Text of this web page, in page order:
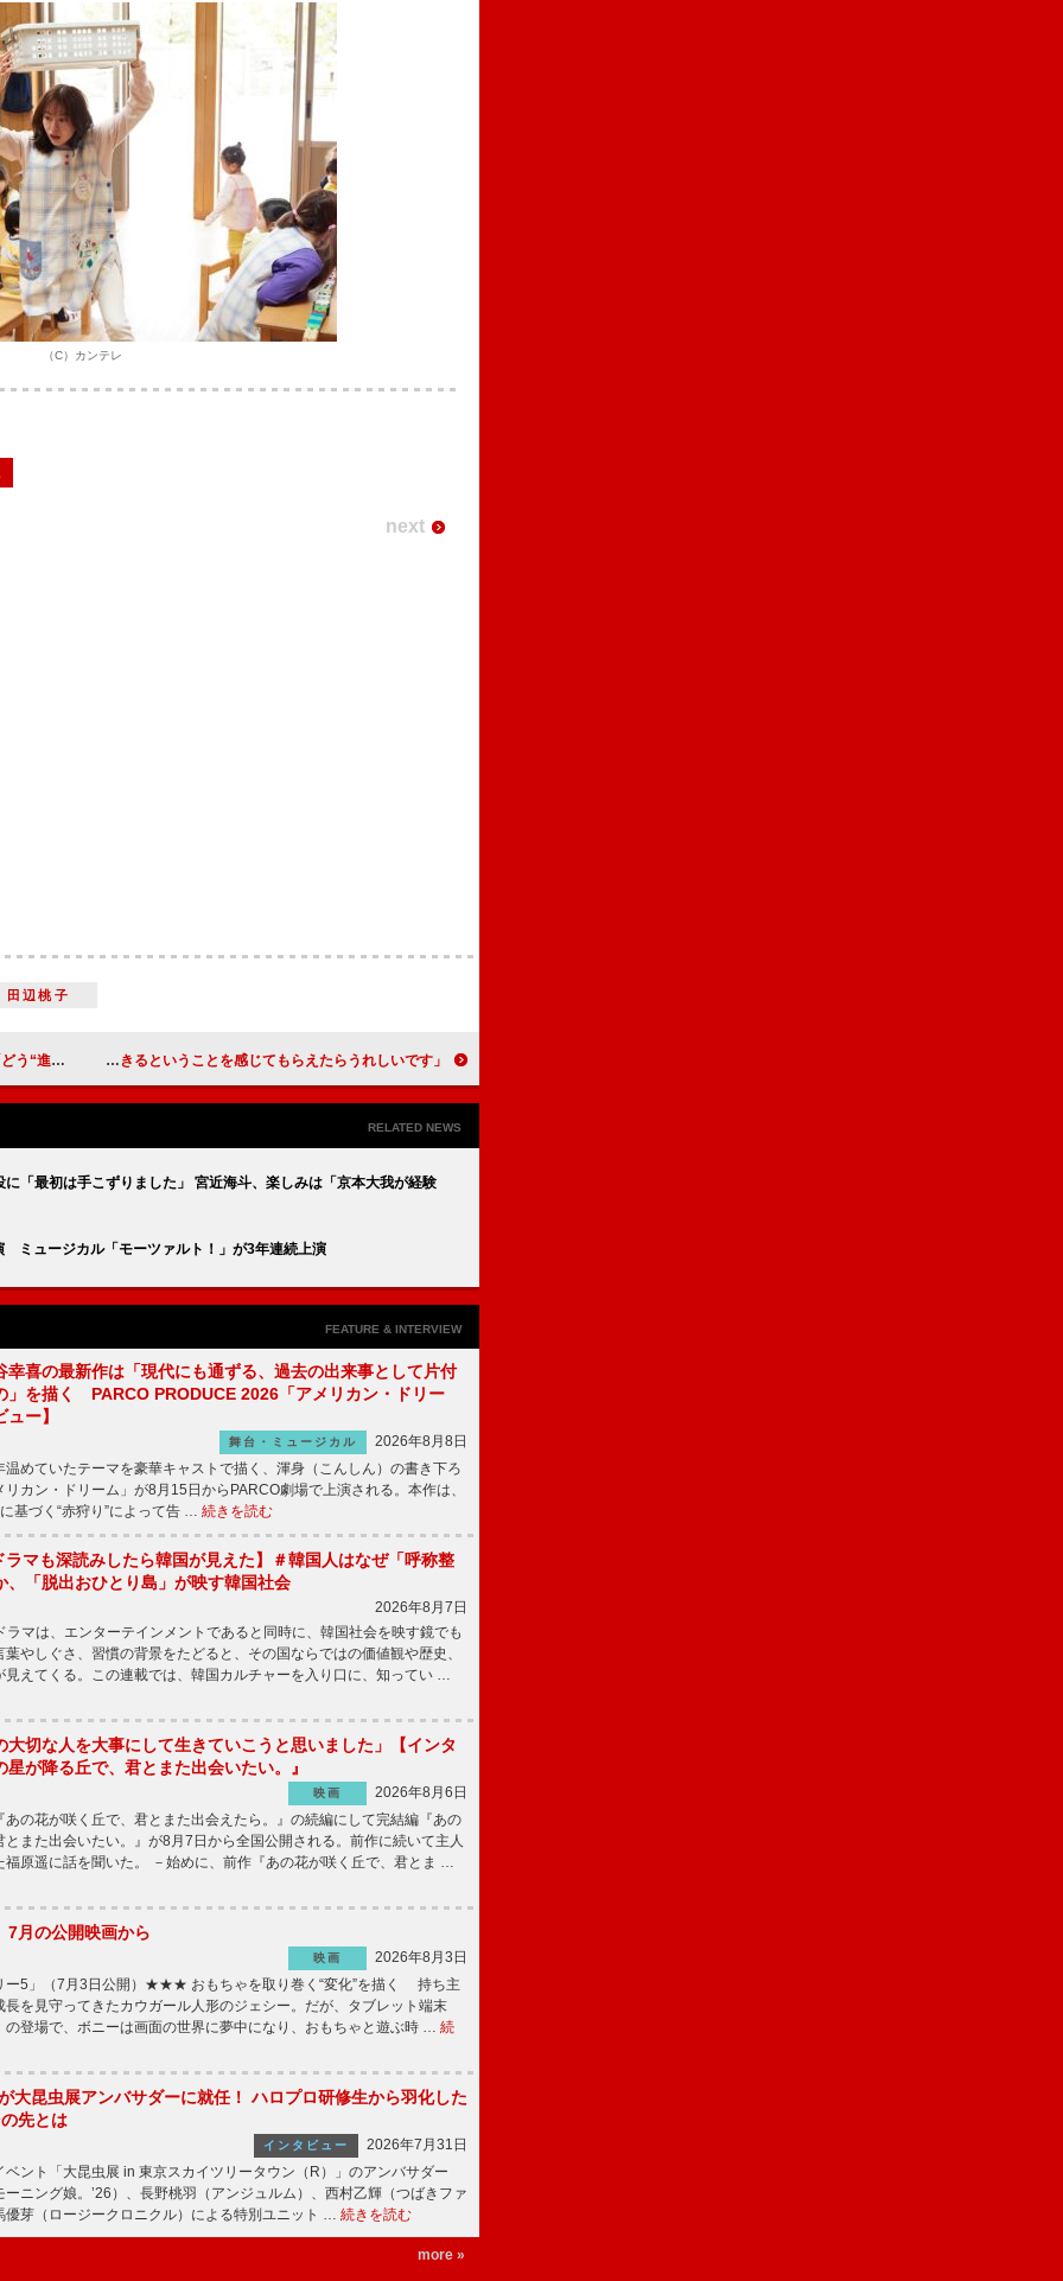
（C）カンテレ
next
田辺桃子
む【インタビュー】 「この映画を見て、人間は変わることができるということを感じてもらえたらうれしいです」レベッカ・ミラー監督『ブルックリンでオペラを』【インタビュー】
RELATED NEWS
「最初は手こずりました」 宮近海斗、楽しみは「京本大我が経験
ミュージカル「モーツァルト！」が3年連続上演
FEATURE & INTERVIEW
幸喜の最新作は「現代にも通ずる、過去の出来事として片付
」を描く PARCO PRODUCE 2026「アメリカン・ドリー
ー】
舞台・ミュージカル
2026年8月8日
めていたテーマを豪華キャストで描く、渾身（こんしん）の書き下ろ
カン・ドリーム」が8月15日からPARCO劇場で上演される。本作は、
基づく“赤狩り”によって告 … 続きを読む
マも深読みしたら韓国が見えた】＃韓国人はなぜ「呼称整
、「脱出おひとり島」が映す韓国社会
2026年8月7日
マは、エンターテインメントであると同時に、韓国社会を映す鏡でも
やしぐさ、習慣の背景をたどると、その国ならではの価値観や歴史、
見えてくる。この連載では、韓国カルチャーを入り口に、知ってい …
大切な人を大事にして生きていこうと思いました」【インタ
星が降る丘で、君とまた出会いたい。』
映画
2026年8月6日
の花が咲く丘で、君とまた出会えたら。』の続編にして完結編『あの
とまた出会いたい。』が8月7日から全国公開される。前作に続いて主人
福原遥に話を聞いた。 －始めに、前作『あの花が咲く丘で、君とま …
7月の公開映画から
映画
2026年8月3日
ー5」（7月3日公開）★★★ おもちゃを取り巻く“変化”を描く 持ち主
長を見守ってきたカウガール人形のジェシー。だが、タブレット端末
の登場で、ボニーは画面の世界に夢中になり、おもちゃと遊ぶ時 … 続
大昆虫展アンバサダーに就任！ ハロプロ研修生から羽化した
先とは
インタビュー
2026年7月31日
ント「大昆虫展 in 東京スカイツリータウン（R）」のアンバサダー
ーニング娘。’26）、長野桃羽（アンジュルム）、西村乙輝（つばきファ
優芽（ロージークロニクル）による特別ユニット … 続きを読む
more »